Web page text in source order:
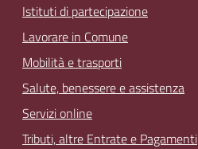
Istituti di partecipazione
Lavorare in Comune
Mobilità e trasporti
Salute, benessere e assistenza
Servizi online
Tributi, altre Entrate e Pagamenti